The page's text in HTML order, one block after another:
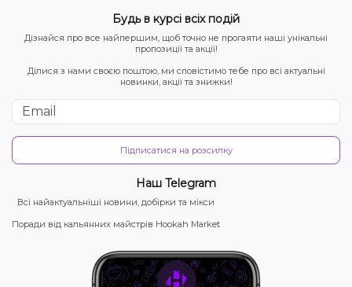
Будь в курсі всіх подій
Дізнайся про все найпершим, щоб точно не прогаяти наші унікальні
пропозиції та акції!
Ділися з нами своєю поштою, ми сповістимо тебе про всі актуальні
новинки, акції та знижки!
Підписатися на розсилку
Наш Telegram
Всі найактуальніші новини, добірки та мікси
Поради від кальянних майстрів Hookah Market